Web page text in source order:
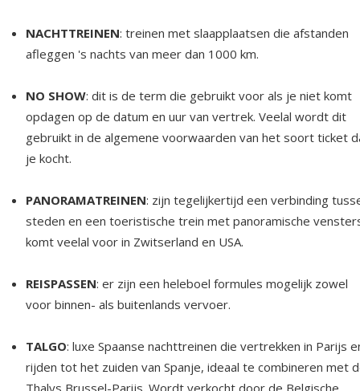
NACHTTREINEN: treinen met slaapplaatsen die afstanden
afleggen 's nachts van meer dan 1000 km.
NO SHOW: dit is de term die gebruikt voor als je niet komt
opdagen op de datum en uur van vertrek. Veelal wordt dit
gebruikt in de algemene voorwaarden van het soort ticket
je kocht.
PANORAMATREINEN: zijn tegelijkertijd een verbinding
steden en een toeristische trein met panoramische
komt veelal voor in Zwitserland en USA.
REISPASSEN: er zijn een heleboel formules mogelijk zowel
voor binnen- als buitenlands vervoer.
TALGO: luxe Spaanse nachttreinen die vertrekken in Parijs
rijden tot het zuiden van Spanje, ideaal te combineren met
Thalys Brussel-Parijs. Wordt verkocht door de Belgische